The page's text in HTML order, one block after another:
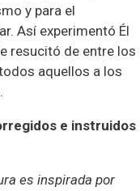
y para el
Así experimentó Él
resucitó de entre los
aquellos a los
e instruidos
es inspirada por